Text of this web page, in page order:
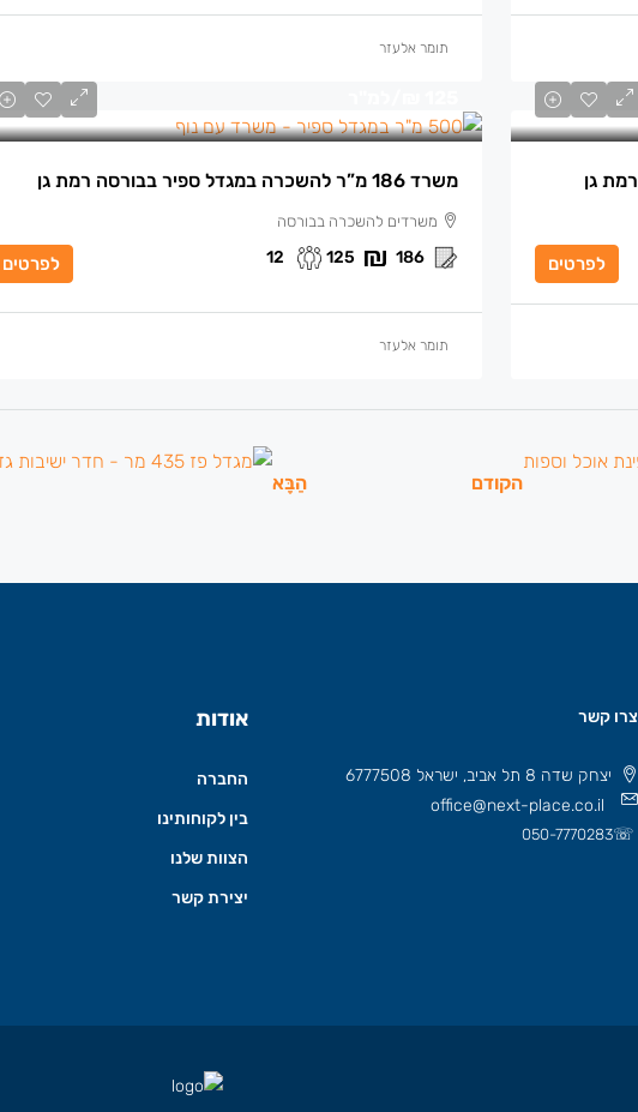
תומר אלעזר
לפרטים
משרד 186 מ”ר להשכרה במגדל ספיר בבורסה רמת גן
משרדים להשכרה בבורסה
186
125
12 לפרטים
תומר אלעזר
הקודם הַבָּא
צרו קשר
יצחק שדה 8 תל אביב, ישראל 6777508
office@next-place.co.il
☏
050-7770283
אודות
החברה
בין לקוחותינו
הצוות שלנו
יצירת קשר